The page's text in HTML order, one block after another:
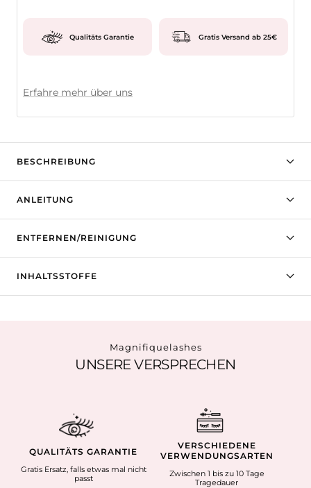
Qualitäts Garantie Gratis Versand ab 25€
Erfahre mehr über uns
BESCHREIBUNG
ANLEITUNG
ENTFERNEN/REINIGUNG
INHALTSSTOFFE
Magnifiquelashes
UNSERE VERSPRECHEN
QUALITÄTS GARANTIE
Gratis Ersatz, falls etwas mal nicht
passt
VERSCHIEDENE
VERWENDUNGSARTEN
Zwischen 1 bis zu 10 Tage
Tragedauer